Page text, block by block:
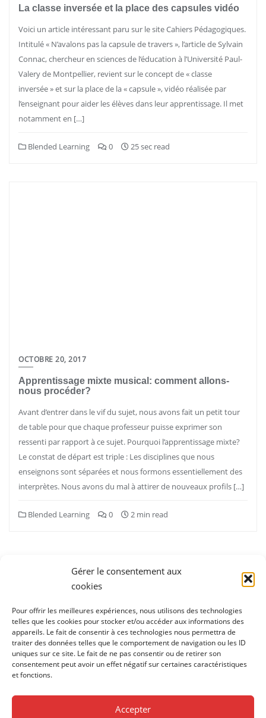
Gérer le consentement aux
cookies
Pour offrir les meilleures expériences, nous utilisons des technologies
telles que les cookies pour stocker et/ou accéder aux informations des
appareils. Le fait de consentir à ces technologies nous permettra de
traiter des données telles que le comportement de navigation ou les ID
uniques sur ce site. Le fait de ne pas consentir ou de retirer son
consentement peut avoir un effet négatif sur certaines caractéristiques
et fonctions.
Accepter
La classe inversée et la place des capsules vidéo
Voici un article intéressant paru sur le site Cahiers Pédagogiques.
Intitulé « N’avalons pas la capsule de travers », l’article de Sylvain
Connac, chercheur en sciences de l’éducation à l’Université Paul-
Valery de Montpellier, revient sur le concept de « classe
inversée » et sur la place de la « capsule », vidéo réalisée par
l’enseignant pour aider les élèves dans leur apprentissage. Il met
notamment en […]
Blended Learning 0 25 sec read
OCTOBRE 20, 2017
Apprentissage mixte musical: comment allons-
nous procéder?
Avant d’entrer dans le vif du sujet, nous avons fait un petit tour
de table pour que chaque professeur puisse exprimer son
ressenti par rapport à ce sujet. Pourquoi l’apprentissage mixte?
Le constat de départ est triple : Les disciplines que nous
enseignons sont séparées et nous formons essentiellement des
interprètes. Nous avons du mal à attirer de nouveaux profils […]
Blended Learning 0 2 min read
publications
…
1ère soirée des partenaires
Applications / logiciels payants
Blog
Confidentialité
Devenir partenaire